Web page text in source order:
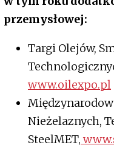
przemysłowej:
Targi Olejów,
www.oilexpo.pl
Nieżelaznych,
SteelMET,